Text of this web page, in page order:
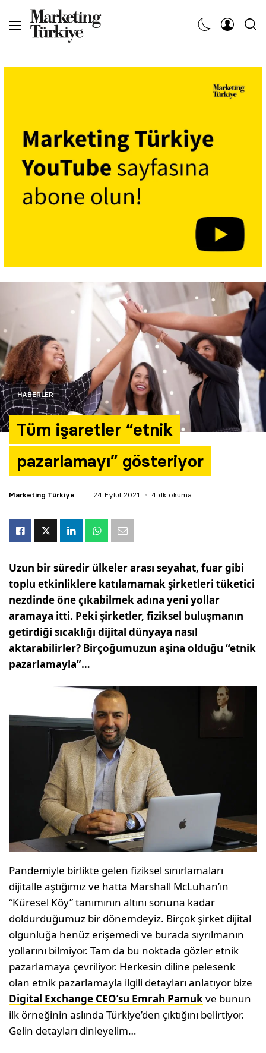
HABERLER
Tüm işaretler “etnik
pazarlamayı” gösteriyor
Marketing Türkiye 24 Eylül 2021 4 dk okuma
Uzun bir süredir ülkeler arası seyahat, fuar gibi
toplu etkinliklere katılamamak şirketleri tüketici
nezdinde öne çıkabilmek adına yeni yollar
aramaya itti. Peki şirketler, fiziksel buluşmanın
getirdiği sıcaklığı dijital dünyaya nasıl
aktarabilirler? Birçoğumuzun aşina olduğu “etnik
pazarlamayla”…
Pandemiyle birlikte gelen fiziksel sınırlamaları
dijitalle aştığımız ve hatta Marshall McLuhan’ın
“Küresel Köy” tanımının altını sonuna kadar
doldurduğumuz bir dönemdeyiz. Birçok şirket dijital
olgunluğa henüz erişemedi ve burada sıyrılmanın
yollarını bilmiyor. Tam da bu noktada gözler etnik
pazarlamaya çevriliyor. Herkesin diline pelesenk
olan etnik pazarlamayla ilgili detayları anlatıyor bize
Digital Exchange CEO’su Emrah Pamukve bunun
ilk örneğinin aslında Türkiye’den çıktığını belirtiyor.
Gelin detayları dinleyelim…
Dergiler
Etkinlikler